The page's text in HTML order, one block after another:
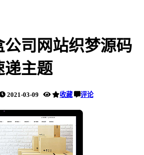
公司网站织梦源码
递主题
2021-03-09 收藏 评论